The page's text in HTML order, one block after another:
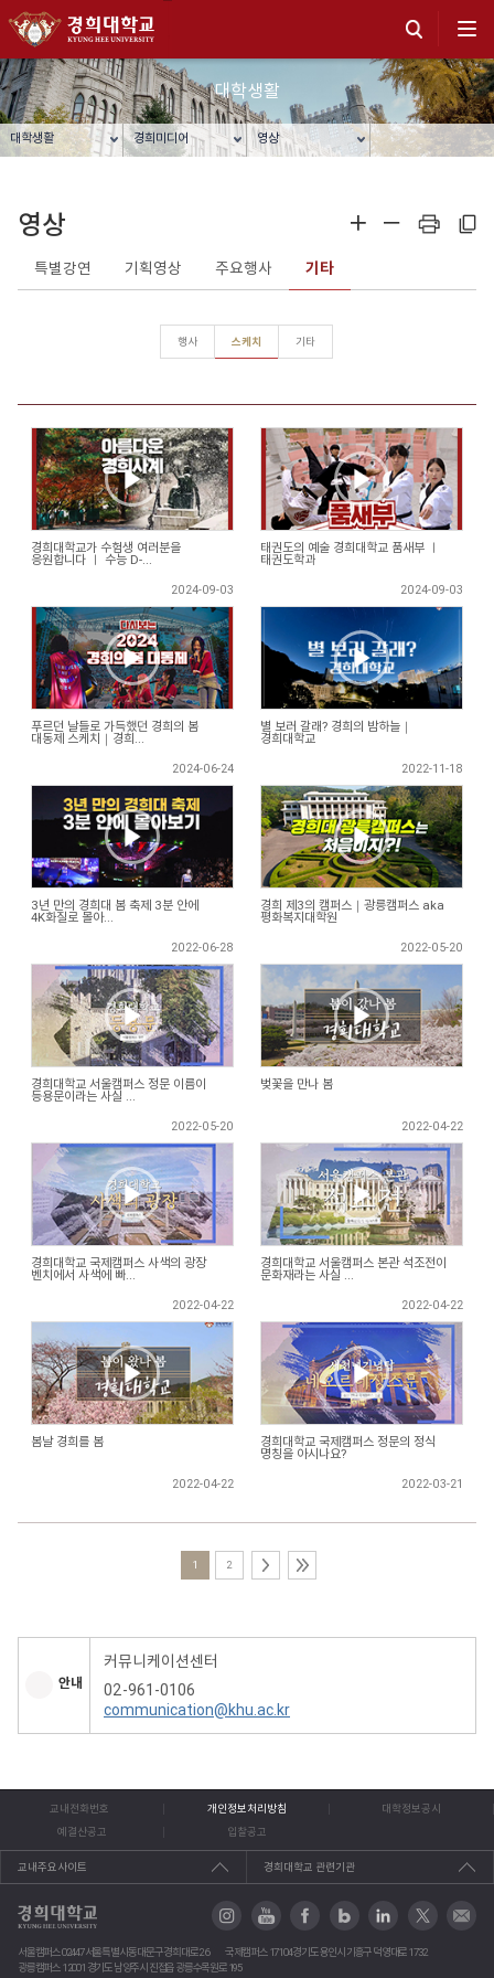
대학생활
대학생활 경희미디어 영상
확대
축소
프린트
주소복사
영상
특별강연 기획영상 주요행사 기타
행사 스케치 기타
경희대학교가 수험생 여러분을
응원합니다 ㅣ 수능 D-...
2024-09-03
태권도의 예술 경희대학교 품새부 ㅣ
태권도학과
2024-09-03
푸르던 날들로 가득했던 경희의 봄
대동제 스케치｜경희...
2024-06-24
별 보러 갈래? 경희의 밤하늘｜
경희대학교
2022-11-18
3년 만의 경희대 봄 축제 3분 안에
4K화질로 몰아...
2022-06-28
경희 제3의 캠퍼스｜광릉캠퍼스 aka
평화복지대학원
2022-05-20
경희대학교 서울캠퍼스 정문 이름이
등용문이라는 사실 ...
2022-05-20
벚꽃을 만나 봄
2022-04-22
경희대학교 국제캠퍼스 사색의 광장
벤치에서 사색에 빠...
2022-04-22
경희대학교 서울캠퍼스 본관 석조전이
문화재라는 사실 ...
2022-04-22
봄날 경희를 봄
2022-04-22
경희대학교 국제캠퍼스 정문의 정식
명칭을 아시나요?
2022-03-21
1 2
안내
커뮤니케이션센터
02-961-0106
communication@khu.ac.kr
교내전화번호 개인정보처리방침
대학정보공시
예결산공고
입찰공고
교내주요사이트 경희대학교 관련기관
서울캠퍼스 02447 서울특별시 동대문구 경희대로 26
국제캠퍼스 17104 경기도 용인시 기흥구 덕영대로 1732
광릉캠퍼스 12001 경기도 남양주시 진접읍 광릉수목원로 195